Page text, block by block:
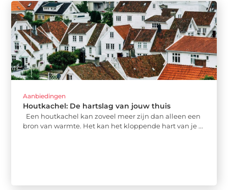
Aanbiedingen
Houtkachel: De hartslag van jouw thuis
Een houtkachel kan zoveel meer zijn dan alleen een
bron van warmte. Het kan het kloppende hart van je ...